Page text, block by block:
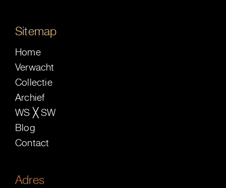
Sitemap
Home
Verwacht
Collectie
Archief
WS ╳ SW
Blog
Contact
Adres